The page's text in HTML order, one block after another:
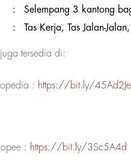
:
Selempang 3 kantong
: Tas Kerja, Tas Jalan-
tersedia di:
: https://bit.ly/45Ad2Je
: https://bit.ly/3Sc5A4d